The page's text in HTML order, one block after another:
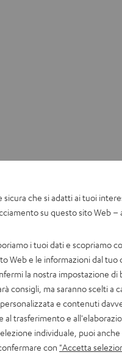
S, M, L, XL)
BLUE TWS 2
che si adatti ai tuoi
su questo sito Web –
i tuoi dati e scopriamo
Web e le informazioni dal tuo
la nostra impostazione di
consigli, ma saranno scelti a
e contenuti
al trasferimento e
individuale, puoi
con "Accetta